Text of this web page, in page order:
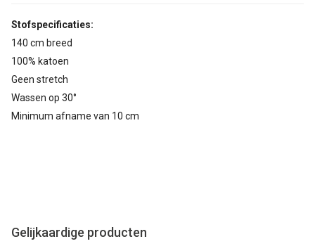
Stofspecificaties:
140 cm breed
100% katoen
Geen stretch
Wassen op 30°
Minimum afname van 10 cm
Gelijkaardige producten